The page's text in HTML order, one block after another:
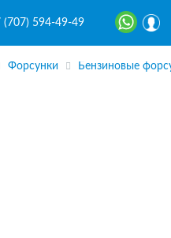
(707) 594-49-49
Форсунки Бензиновые